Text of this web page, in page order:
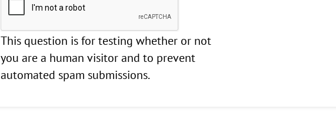
This question is for testing whether or not
you are a human visitor and to prevent
automated spam submissions.